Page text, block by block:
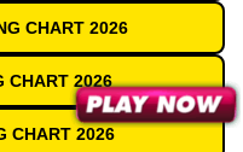
CHART 2026
CHART 2026
CHART 2026